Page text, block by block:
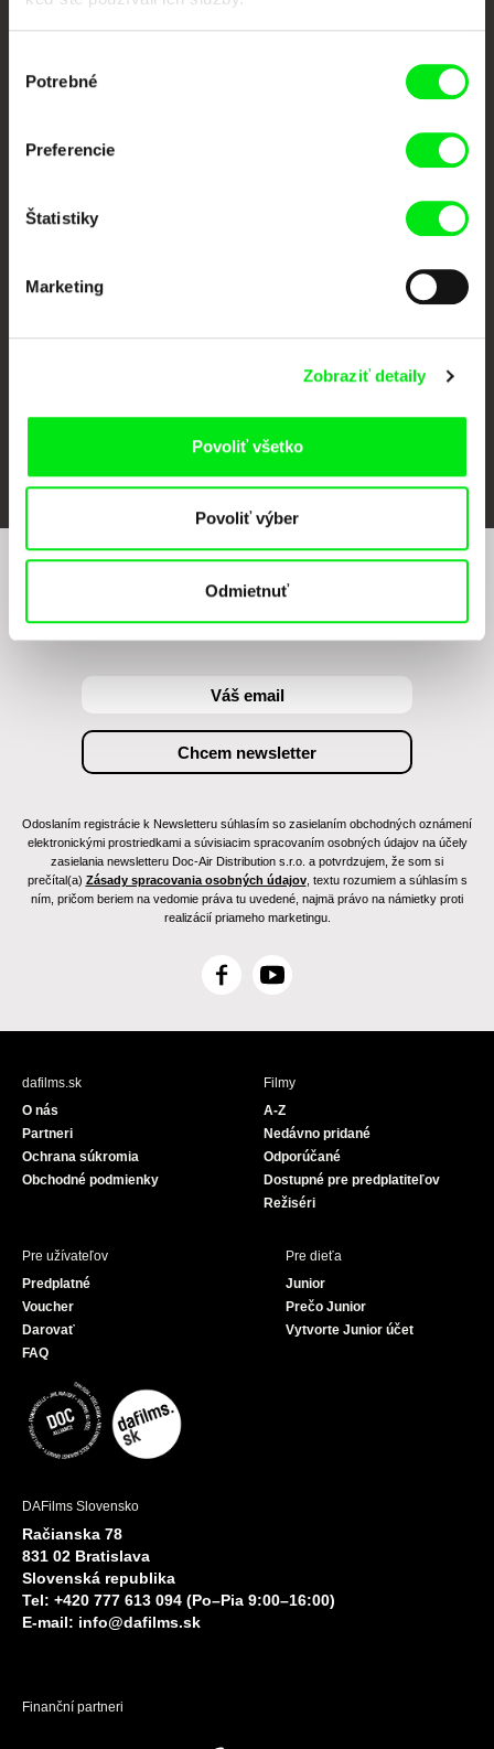
súhlasu
Potrebné
Preferencie
Štatistiky
Marketing
Zobraziť detaily
Povoliť všetko
Povoliť výber
Odmietnuť
DOK Leipzig
Ji.hlava IDFF
Chcete byť pravidelne informovaní o našom
Odoslaním registrácie k Newsletteru súhlasím so zasielaním obchodných oznámení
elektronickými prostriedkami a súvisiacim spracovaním osobných údajov na účely
zasielania newsletteru Doc-Air Distribution s.r.o. a potvrdzujem, že som si
prečítal(a) Zásady spracovania osobných údajov, textu rozumiem a súhlasím s
ním, pričom beriem na vedomie práva tu uvedené, najmä právo na námietky proti
realizácií priameho marketingu.
F
c
Y
u
e
dafilms.sk
O nás
Partneri
Ochrana súkromia
Obchodné podmienky
Filmy
A-Z
Nedávno pridané
Odporúčané
Dostupné pre predplatiteľov
Režiséri
Pre užívateľov
Predplatné
Voucher
Darovať
FAQ
Pre dieťa
Junior
Prečo Junior
Vytvorte Junior účet
DAFilms Slovensko
Račianska 78
831 02 Bratislava
Slovenská republika
Tel: +420 777 613 094 (Po–Pia 9:00–16:00)
E-mail: info@dafilms.sk
Finanční partneri